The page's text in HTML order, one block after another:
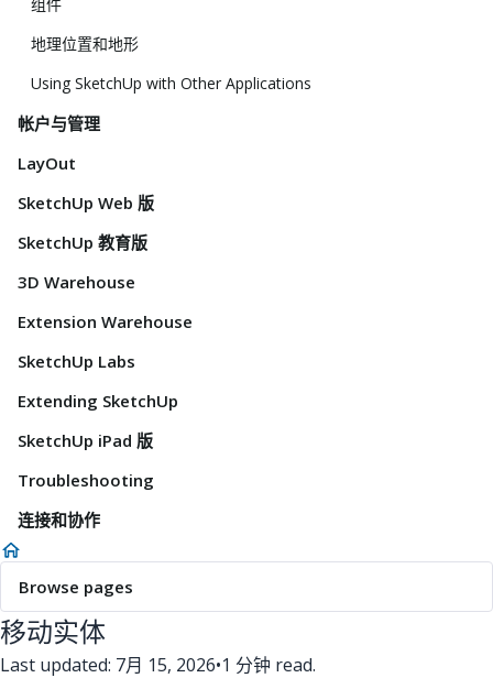
地理位置和地形
Using SketchUp with Other Applications
帐户与管理
LayOut
SketchUp Web 版
SketchUp 教育版
3D Warehouse
Extension Warehouse
SketchUp Labs
Extending SketchUp
SketchUp iPad 版
Troubleshooting
连接和协作
Browse pages
移动实体
Last updated: 7月 15, 2026•1 分钟 read.